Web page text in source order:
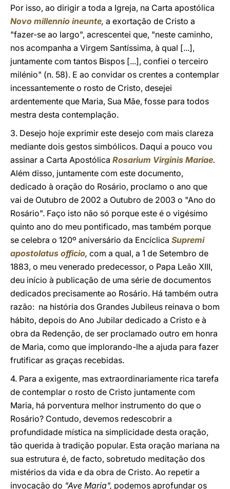
Por isso, ao dirigir a toda a Igreja, na Carta apostólica
Novo millennio ineunte, a exortação de Cristo a
"fazer-se ao largo", acrescentei que, "neste caminho,
nos acompanha a Virgem Santíssima, à qual [...],
juntamente com tantos Bispos [...], confiei o terceiro
milénio" (n. 58). E ao convidar os crentes a contemplar
incessantemente o rosto de Cristo, desejei
ardentemente que Maria, Sua Mãe, fosse para todos
mestra desta contemplação.
3. Desejo hoje exprimir este desejo com mais clareza
mediante dois gestos simbólicos. Daqui a pouco vou
assinar a Carta Apostólica Rosarium Virginis Mariae.
Além disso, juntamente com este documento,
dedicado à oração do Rosário, proclamo o ano que
vai de Outubro de 2002 a Outubro de 2003 o "Ano do
Rosário". Faço isto não só porque este é o vigésimo
quinto ano do meu pontificado, mas também porque
se celebra o 120º aniversário da Encíclica Supremi
apostolatus officio, com a qual, a 1 de Setembro de
1883, o meu venerado predecessor, o Papa Leão XIII,
deu início à publicação de uma série de documentos
dedicados precisamente ao Rosário. Há também outra
razão: na história dos Grandes Jubileus reinava o bom
hábito, depois do Ano Jubilar dedicado a Cristo e à
obra da Redenção, de ser proclamado outro em honra
de Maria, como que implorando-lhe a ajuda para fazer
frutificar as graças recebidas.
4. Para a exigente, mas extraordinariamente rica tarefa
de contemplar o rosto de Cristo juntamente com
Maria, há porventura melhor instrumento do que o
Rosário? Contudo, devemos redescobrir a
profundidade mística na simplicidade desta oração,
tão querida à tradição popular. Esta oração mariana na
sua estrutura é, de facto, sobretudo meditação dos
mistérios da vida e da obra de Cristo. Ao repetir a
invocação do "Ave Maria", podemos aprofundar os